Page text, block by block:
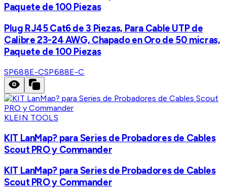
Paquete de 100 Piezas
Plug RJ45 Cat6 de 3 Piezas, Para Cable UTP de
Calibre 23-24 AWG, Chapado en Oro de 50 micras,
Paquete de 100 Piezas
SP688E-CSP688E-C
KLEIN TOOLS
KIT LanMap? para Series de Probadores de Cables
Scout PRO y Commander
KIT LanMap? para Series de Probadores de Cables
Scout PRO y Commander